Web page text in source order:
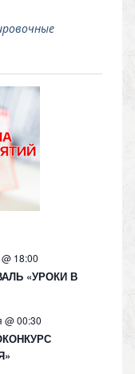
@ 18:00
«УРОКИ В
@ 00:30